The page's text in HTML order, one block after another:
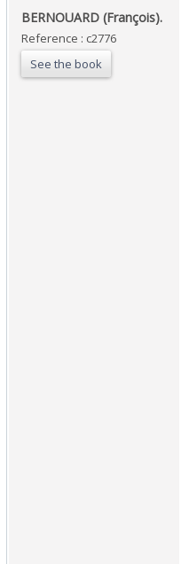
‎BERNOUARD (François).‎
Reference : c2776
See the book